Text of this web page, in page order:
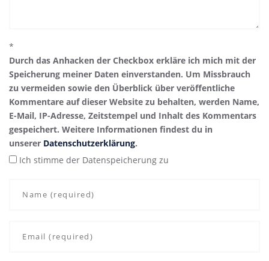
*
Durch das Anhacken der Checkbox erkläre ich mich mit der
Speicherung meiner Daten einverstanden. Um Missbrauch
zu vermeiden sowie den Überblick über veröffentliche
Kommentare auf dieser Website zu behalten, werden Name,
E-Mail, IP-Adresse, Zeitstempel und Inhalt des Kommentars
gespeichert. Weitere Informationen findest du in
unserer Datenschutzerklärung.
Ich stimme der Datenspeicherung zu